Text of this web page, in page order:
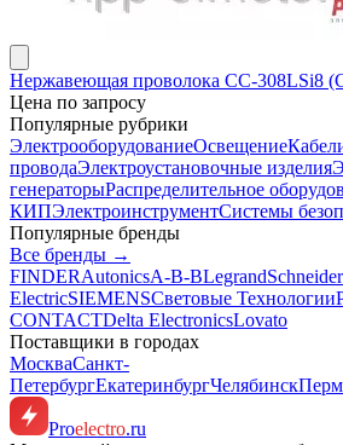
Нержавеющая проволока СС-308LSi8
Цена по запросу
Популярные рубрики
ЭлектрооборудованиеОсвещение
проводаЭлектроустановочные изделия
генераторыРаспределительное
КИПЭлектроинструментСистемы
Популярные бренды
Все бренды →
FINDERAutonicsA-B-BLegrandSchneider
ElectricSIEMENSСветовые Технологии
CONTACTDelta ElectronicsLovato
Поставщики в городах
МоскваСанкт-
ПетербургЕкатеринбургЧелябинск
Proelectro.ru